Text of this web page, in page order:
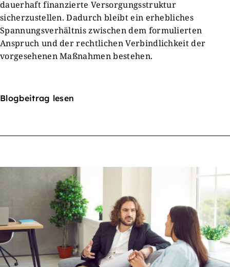
dauerhaft finanzierte Versorgungsstruktur
sicherzustellen. Dadurch bleibt ein erhebliches
Spannungsverhältnis zwischen dem formulierten
Anspruch und der rechtlichen Verbindlichkeit der
vorgesehenen Maßnahmen bestehen.
Blogbeitrag lesen